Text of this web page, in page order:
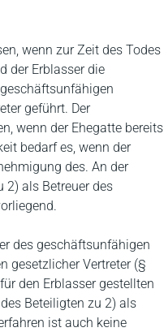
wenn zur Zeit des Todes
der Erblasser die
geführt. Der
wenn der Ehegatte bereits
bedarf es, wenn der
des. An der
2) als Betreuer des
des geschäftsunfähigen
gesetzlicher Vertreter (§
den Erblasser gestellten
Beteiligten zu 2) als
ist auch keine